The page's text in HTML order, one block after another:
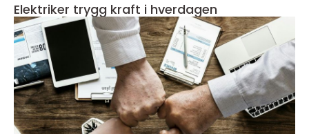
Elektriker trygg kraft i hverdagen